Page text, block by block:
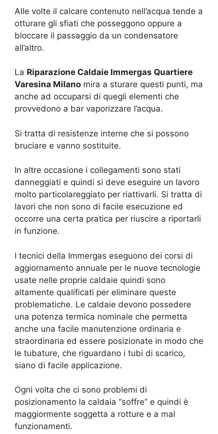
Alle volte il calcare contenuto nell’acqua tende a
otturare gli sfiati che posseggono oppure a
bloccare il passaggio da un condensatore
all’altro.
La Riparazione Caldaie Immergas Quartiere
Varesina Milano mira a sturare questi punti, ma
anche ad occuparsi di quegli elementi che
provvedono a bar vaporizzare l’acqua.
Si tratta di resistenze interne che si possono
bruciare e vanno sostituite.
In altre occasione i collegamenti sono stati
danneggiati e quindi si deve eseguire un lavoro
molto particolareggiato per riattivarli. Si tratta di
lavori che non sono di facile esecuzione ed
occorre una certa pratica per riuscire a riportarli
in funzione.
I tecnici della Immergas eseguono dei corsi di
aggiornamento annuale per le nuove tecnologie
usate nelle proprie caldaie quindi sono
altamente qualificati per eliminare queste
problematiche. Le caldaie devono possedere
una potenza termica nominale che permetta
anche una facile manutenzione ordinaria e
straordinaria ed essere posizionate in modo che
le tubature, che riguardano i tubi di scarico,
siano di facile applicazione.
Ogni volta che ci sono problemi di
posizionamento la caldaia “soffre” e quindi è
maggiormente soggetta a rotture e a mal
funzionamenti.